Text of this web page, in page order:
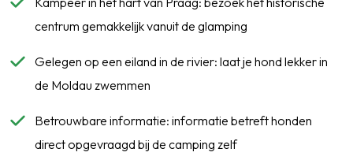
centrum gemakkelijk vanuit de glamping
Gelegen op een eiland in de rivier: laat je hond lekker in
de Moldau zwemmen
Betrouwbare informatie: informatie betreft honden
direct opgevraagd bij de camping zelf